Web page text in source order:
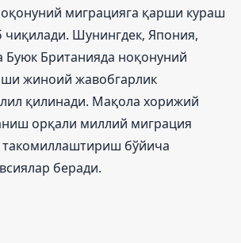
миграцияга қарши кураш
чиқилади. Шунингдек, Япония,
Буюк Британияда ноқонуний
жиноий жавобгарлик
қилинади. Мақола хорижий
орқали миллий миграция
бўйича
беради.